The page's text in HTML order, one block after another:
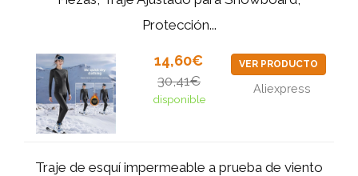
Protección...
14,60€
30,41€
disponible
VER PRODUCTO
Aliexpress
Traje de esquí impermeable a prueba de viento